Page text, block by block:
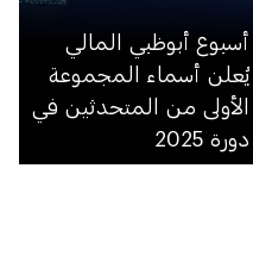
أسبوع أبوظبي المالي
يُعلن أسماء المجموعة
الأولى من المتحدثين في
دورة 2025